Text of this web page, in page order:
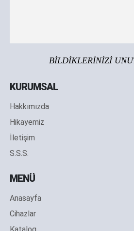
BİLDİKLERİNİZİ
KURUMSAL
Hakkımızda
Hikayemiz
İletişim
S.S.S.
MENÜ
Anasayfa
Cihazlar